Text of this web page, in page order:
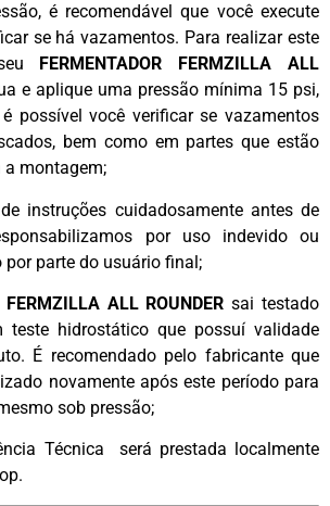
é recomendável que você execute
se há vazamentos. Para realizar este
FERMENTADOR FERMZILLA ALL
e aplique uma pressão mínima 15 psi,
possível você verificar se vazamentos
bem como em partes que estão
a montagem;
instruções cuidadosamente antes de
por uso indevido ou
parte do usuário final;
FERMZILLA ALL ROUNDER sai testado
hidrostático que possuí validade
É recomendado pelo fabricante que
novamente após este período para
sob pressão;
Técnica será prestada localmente